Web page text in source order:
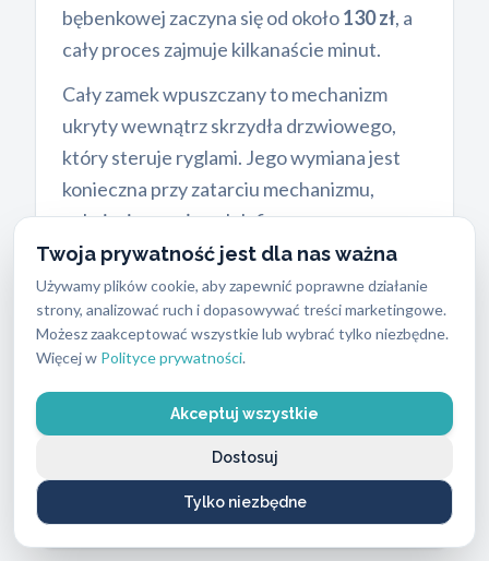
Twoja prywatność jest dla nas ważna
Używamy plików cookie, aby zapewnić poprawne działanie
strony, analizować ruch i dopasowywać treści marketingowe.
Możesz zaakceptować wszystkie lub wybrać tylko niezbędne.
Więcej w Polityce prywatności.
Akceptuj wszystkie
Tylko niezbędne
Dostosuj
bębenkowej zaczyna się od około130 zł, a
cały proces zajmuje kilkanaście minut.
Cały zamek wpuszczany to mechanizm
ukryty wewnątrz skrzydła drzwiowego,
który steruje ryglami. Jego wymiana jest
konieczna przy zatarciu mechanizmu,
pęknięciu sprężyny lub fizycznym
uszkodzeniu podczas próby włamania. Nasi
technicy na miejscu oceniają sytuację i w
razie konieczności mogą wymienić cały
mechanizm, gdy jego stan nie pozwala na
proponując najbardziej opłacalne
rozwiązanie. Szczegóły tego procesu
montaż i wymiana